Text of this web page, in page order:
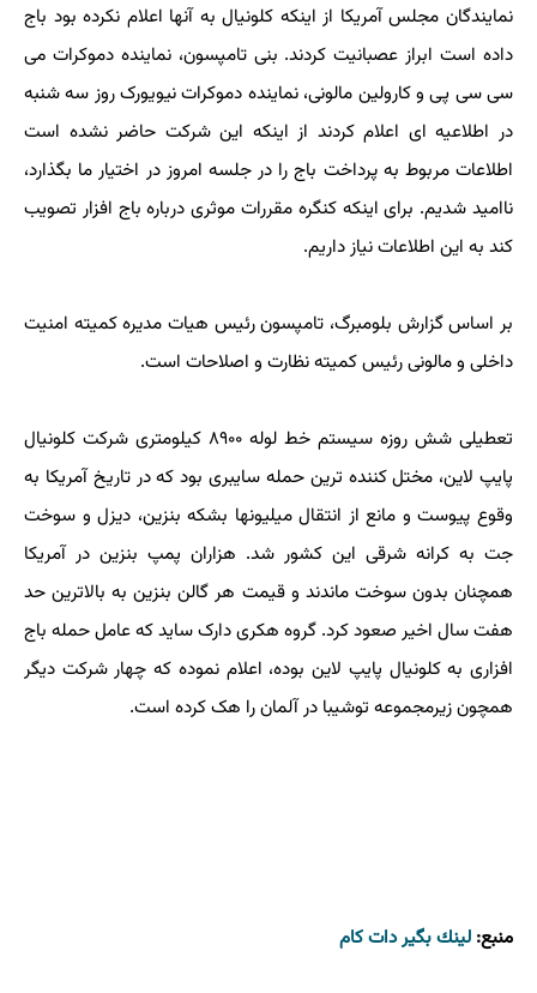
نمایندگان مجلس آمریکا از اینکه کلونیال به آنها اعلام نکرده بود باج
داده است ابراز عصبانیت کردند. بنی تامپسون، نماینده دموکرات می
سی سی پی و کارولین مالونی، نماینده دموکرات نیویورک روز سه شنبه
در اطلاعیه ای اعلام کردند از اینکه این شرکت حاضر نشده است
اطلاعات مربوط به پرداخت باج را در جلسه امروز در اختیار ما بگذارد،
ناامید شدیم. برای اینکه کنگره مقررات موثری درباره باج افزار تصویب
کند به این اطلاعات نیاز داریم.
بر اساس گزارش بلومبرگ، تامپسون رئیس هیات مدیره کمیته امنیت
داخلی و مالونی رئیس کمیته نظارت و اصلاحات است.
تعطیلی شش روزه سیستم خط لوله ۸۹۰۰ کیلومتری شرکت کلونیال
پایپ لاین، مختل کننده ترین حمله سایبری بود که در تاریخ آمریکا به
وقوع پیوست و مانع از انتقال میلیونها بشکه بنزین، دیزل و سوخت
جت به کرانه شرقی این کشور شد. هزاران پمپ بنزین در آمریکا
همچنان بدون سوخت ماندند و قیمت هر گالن بنزین به بالاترین حد
هفت سال اخیر صعود کرد. گروه هکری دارک ساید که عامل حمله باج
افزاری به کلونیال پایپ لاین بوده، اعلام نموده که چهار شرکت دیگر
همچون زیرمجموعه توشیبا در آلمان را هک کرده است.
منبع: لینك بگیر دات كام